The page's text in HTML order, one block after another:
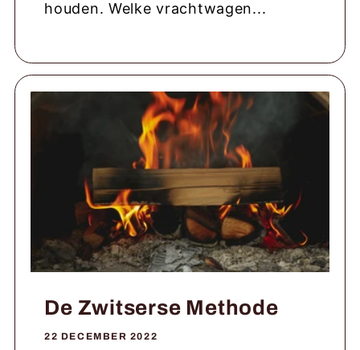
houden. Welke vrachtwagen...
De Zwitserse Methode
22 DECEMBER 2022